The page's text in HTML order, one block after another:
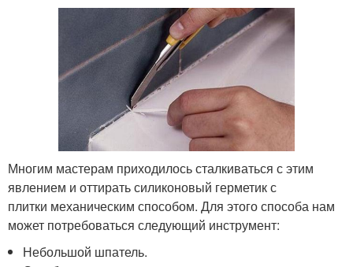
Многим мастерам приходилось сталкиваться с этим
явлением и оттирать силиконовый герметик с
плитки механическим способом. Для этого способа нам
может потребоваться следующий инструмент:
Небольшой шпатель.